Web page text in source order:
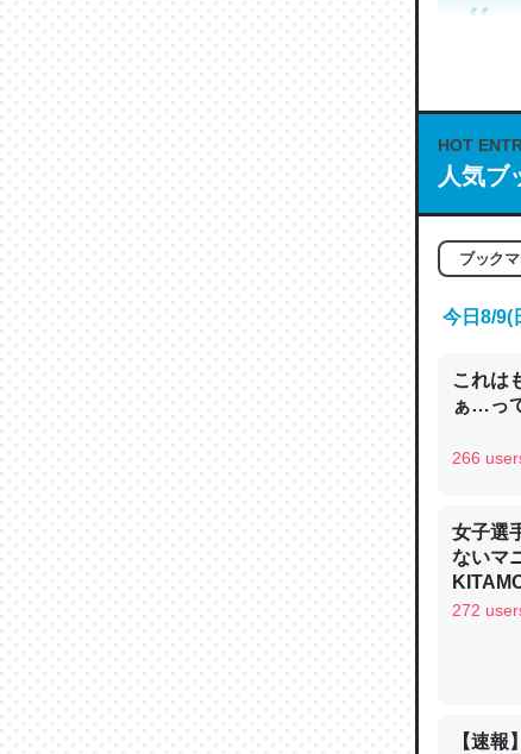
これは
の伏線
─ニュー
は」と
HOT
人気ブ
ブック
今日8/9(
これは
ぁ…っ
266
女子選
ないマ
272
【速